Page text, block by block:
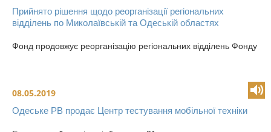
Прийнято рішення щодо реорганізації регіональних
відділень по Миколаївській та Одеській областях
Фонд продовжує реорганізацію регіональних відділень Фонду
08.05.2019
Одеське РВ продає Центр тестування мобільної техніки